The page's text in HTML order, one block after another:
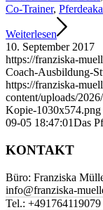
Co-Trainer,
Weiterlesen
10. September 2017
https://franziska-
Coach-Ausbildung-
https://franziska-
content/uploads/
Kopie-1030x574.png
09-05 18:47:01Das
KONTAKT
Büro: Franziska
info@franziska-
Tel.: +491764119079